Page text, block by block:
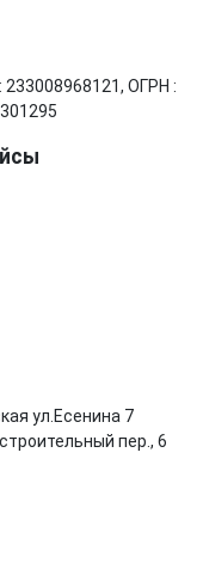
ОГРН :
ул.Есенина 7
пер., 6